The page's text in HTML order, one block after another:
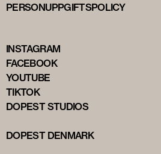
PERSONUPPGIFTSPOLICY
INSTAGRAM
FACEBOOK
YOUTUBE
TIKTOK
DOPEST STUDIOS
DOPEST DENMARK